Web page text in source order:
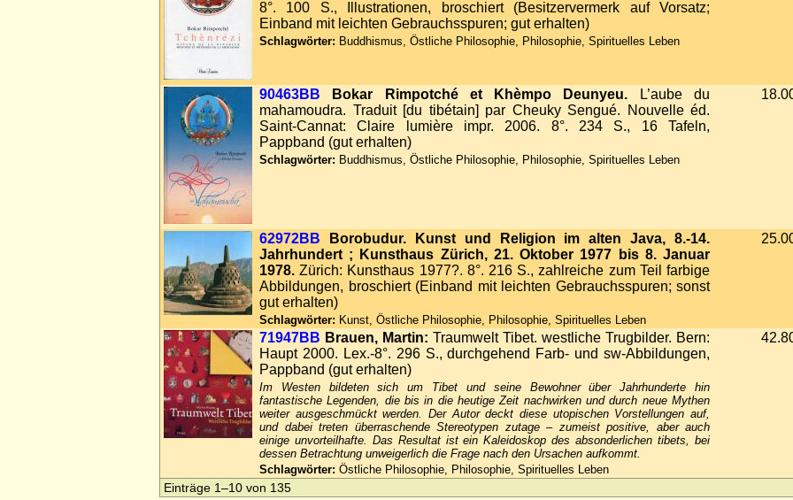
8°. 100 S., Illustrationen, broschiert (Besitzervermerk auf Vorsatz;
Einband mit leichten Gebrauchsspuren; gut erhalten)
Schlagwörter: Buddhismus, Östliche Philosophie, Philosophie, Spirituelles Leben
90463BB Bokar Rimpotché et Khèmpo Deunyeu. L’aube du
mahamoudra. Traduit [du tibétain] par Cheuky Sengué. Nouvelle éd.
Saint-Cannat: Claire lumière impr. 2006. 8°. 234 S., 16 Tafeln,
Pappband (gut erhalten)
Schlagwörter: Buddhismus, Östliche Philosophie, Philosophie, Spirituelles Leben
62972BB
Borobudur. Kunst und Religion im alten Java, 8.-14.
Jahrhundert ; Kunsthaus Zürich, 21. Oktober 1977 bis 8. Januar
1978. Zürich: Kunsthaus 1977?. 8°. 216 S., zahlreiche zum Teil farbige
Abbildungen, broschiert (Einband mit leichten Gebrauchsspuren; sonst
gut erhalten)
Schlagwörter: Kunst, Östliche Philosophie, Philosophie, Spirituelles Leben
71947BB Brauen, Martin: Traumwelt Tibet. westliche Trugbilder. Bern:
Haupt 2000. Lex.-8°. 296 S., durchgehend Farb- und sw-Abbildungen,
Pappband (gut erhalten)
Im Westen bildeten sich um Tibet und seine Bewohner über Jahrhunderte hin
fantastische Legenden, die bis in die heutige Zeit nachwirken und durch neue Mythen
weiter ausgeschmückt werden. Der Autor deckt diese utopischen Vorstellungen auf,
und dabei treten überraschende Stereotypen zutage – zumeist positive, aber auch
einige unvorteilhafte. Das Resultat ist ein Kaleidoskop des absonderlichen tibets, bei
dessen Betrachtung unweigerlich die Frage nach den Ursachen aufkommt.
Schlagwörter: Östliche Philosophie, Philosophie, Spirituelles Leben
Einträge 1–10 von 135